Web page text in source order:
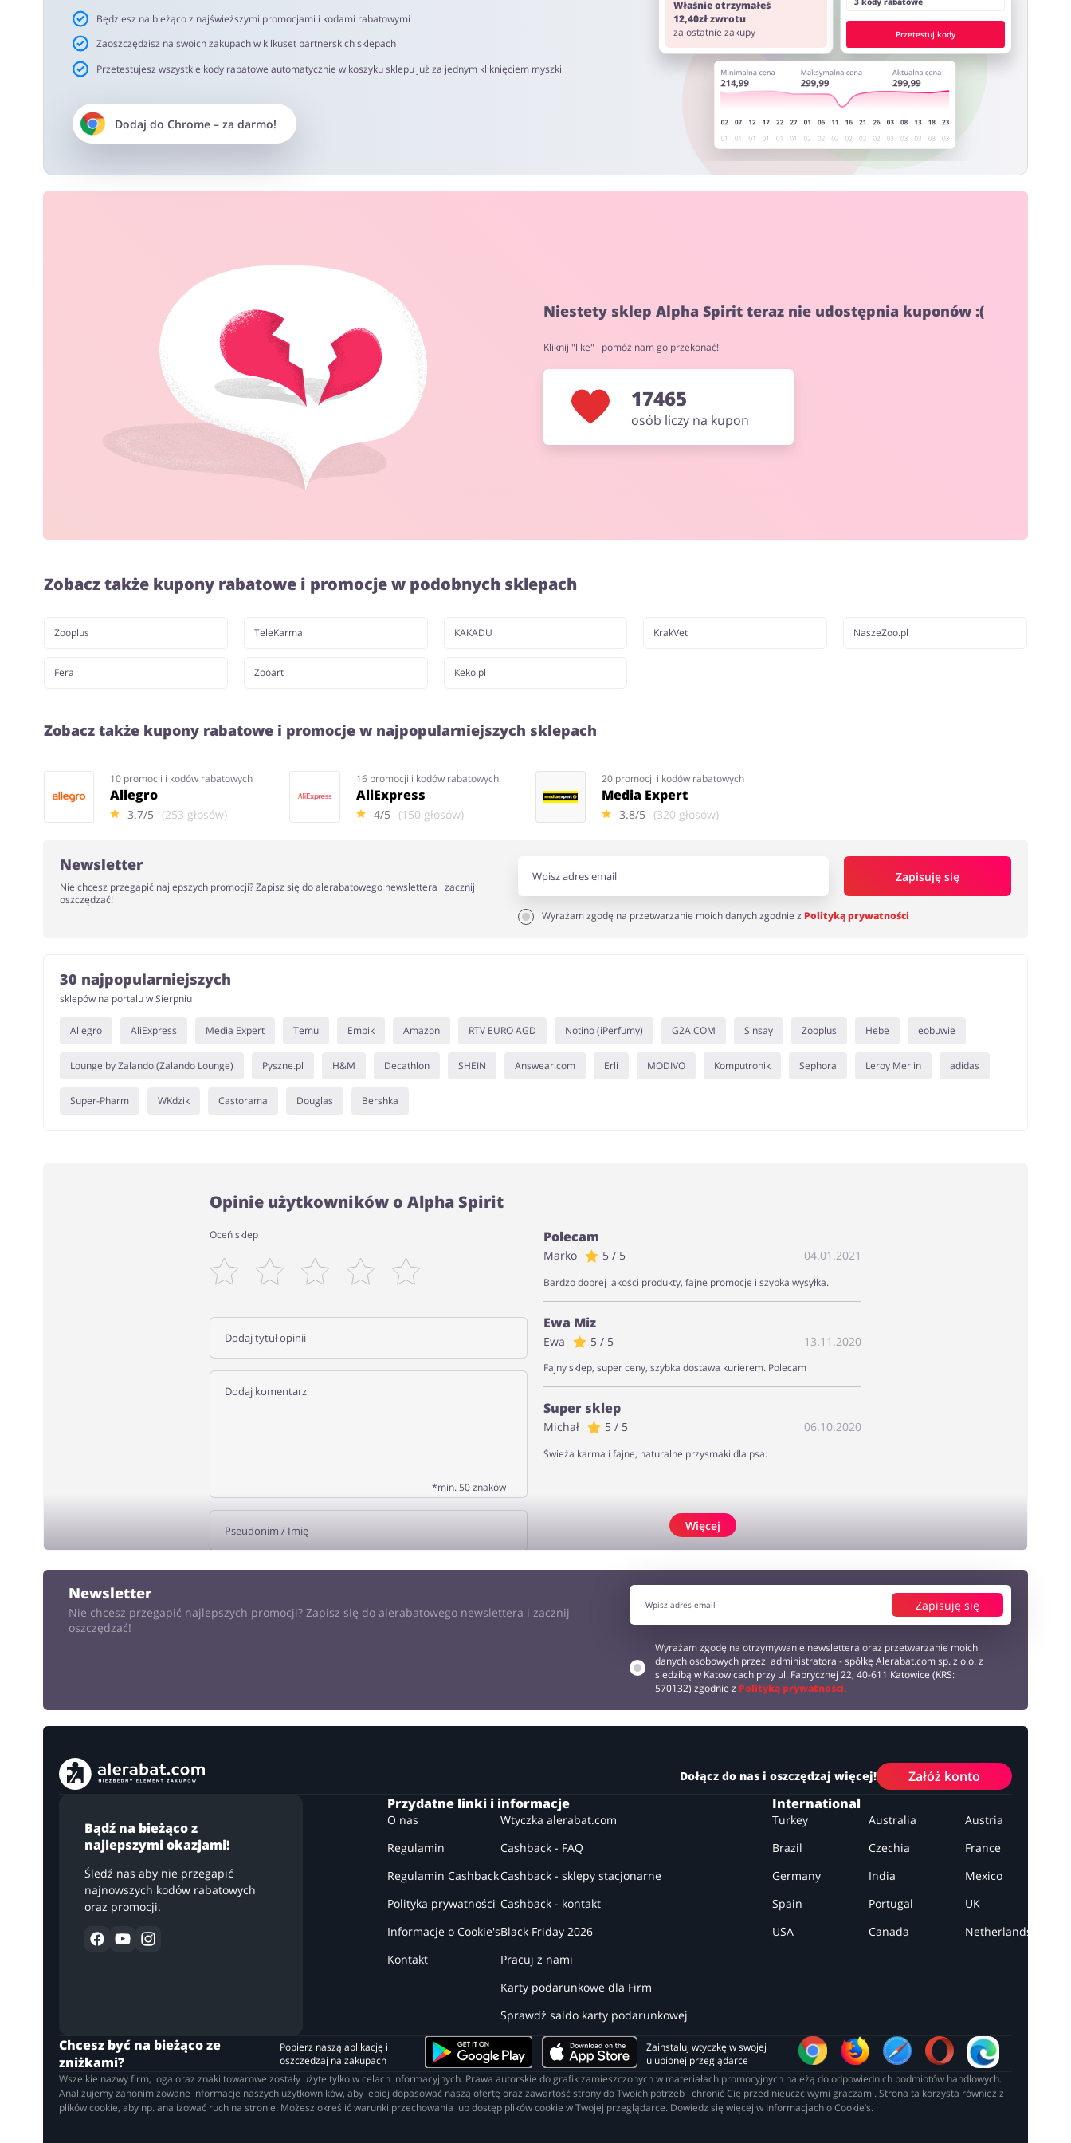
Będziesz na bieżąco z najświeższymi promocjami i kodami rabatowymi
Zaoszczędzisz na swoich zakupach w kilkuset partnerskich sklepach
Przetestujesz wszystkie kody rabatowe automatycznie w koszyku sklepu już za jednym kliknięciem myszki
Dodaj do Chrome– za darmo!
Właśnie otrzymałeś
12,40zł zwrotu
za ostatnie zakupy
Przetestuj kody
Niestety sklep Alpha Spirit teraz nie udostępnia kuponów :(
Kliknij "like" i pomóż nam go przekonać!
17465
osób liczy na kupon
Zobacz także kupony rabatowe i promocje w podobnych sklepach
Zooplus TeleKarma KAKADU KrakVet NaszeZoo.pl
Fera Zooart Keko.pl
Zobacz także kupony rabatowe i promocje w najpopularniejszych sklepach
10 promocji i kodów rabatowych
Allegro
3.7/5 (253 głosów)
16 promocji i kodów rabatowych
AliExpress
4/5 (150 głosów)
20 promocji i kodów rabatowych
Media Expert
3.8/5 (320 głosów)
Newsletter
Nie chcesz przegapić najlepszych promocji? Zapisz się do alerabatowego newslettera i zacznij
oszczędzać!
Zapisuję się
Wyrażam zgodę na przetwarzanie moich danych zgodnie z Polityką prywatności
30 najpopularniejszych
sklepów na portalu w Sierpniu
Allegro AliExpress Media Expert Temu Empik Amazon RTV EURO AGD Notino (iPerfumy) G2A.COM Sinsay Zooplus Hebe eobuwie
Lounge by Zalando (Zalando Lounge) Pyszne.pl H&M Decathlon SHEIN Answear.com Erli MODIVO Komputronik Sephora Leroy Merlin adidas
Super-Pharm WKdzik Castorama Douglas Bershka
Opinie użytkowników o Alpha Spirit
Oceń sklep
*min. 50 znaków
Polecam
Marko 5 / 5 04.01.2021
Bardzo dobrej jakości produkty, fajne promocje i szybka wysyłka.
Ewa Miz
Ewa 5 / 5 13.11.2020
Fajny sklep, super ceny, szybka dostawa kurierem. Polecam
Super sklep
Michał 5 / 5 06.10.2020
Świeża karma i fajne, naturalne przysmaki dla psa.
Więcej
Newsletter
Nie chcesz przegapić najlepszych promocji? Zapisz się do alerabatowego newslettera i zacznij
oszczędzać!
Zapisuję się
Wyrażam zgodę na otrzymywanie newslettera oraz przetwarzanie moich
danych osobowych przez administratora - spółkę Alerabat.com sp. z o.o. z
siedzibą w Katowicach przy ul. Fabrycznej 22, 40-611 Katowice (KRS:
570132) zgodnie z Polityką prywatności.
Dołącz do nas i oszczędzaj więcej! Załóż konto
Bądź na bieżąco z
najlepszymi okazjami!
Śledź nas aby nie przegapić
najnowszych kodów rabatowych
oraz promocji.
Przydatne linki i informacje
O nas
Regulamin
Regulamin Cashback
Polityka prywatności
Informacje o Cookie's
Kontakt
Wtyczka alerabat.com
Cashback - FAQ
Cashback - sklepy stacjonarne
Cashback - kontakt
Black Friday 2026
Pracuj z nami
Karty podarunkowe dla Firm
Sprawdź saldo karty podarunkowej
International
Turkey Australia
Austria
Brazil
Czechia
France
Germany
India
Mexico
Spain
Portugal
UK
USA
Canada Netherlands
Chcesz być na bieżąco ze
zniżkami?
Pobierz naszą aplikację i
oszczędzaj na zakupach
Zainstaluj wtyczkę w swojej
ulubionej przeglądarce
Wszelkie nazwy firm, loga oraz znaki towarowe zostały użyte tylko w celach informacyjnych. Prawa autorskie do grafik zamieszczonych w materiałach promocyjnych należą do odpowiednich podmiotów handlowych.
Analizujemy zanonimizowane informacje naszych użytkowników, aby lepiej dopasować naszą ofertę oraz zawartość strony do Twoich potrzeb i chronić Cię przed nieuczciwymi graczami. Strona ta korzysta również z
plików cookie, aby np. analizować ruch na stronie. Możesz określić warunki przechowania lub dostęp plików cookie w Twojej przeglądarce. Dowiedz się więcej w Informacjach o Cookie’s.